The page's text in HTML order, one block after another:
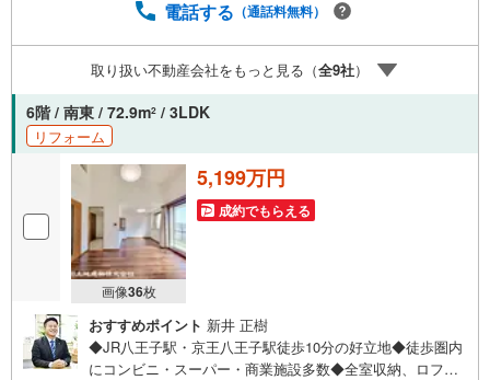
電話する （通話料無料）
取り扱い不動産会社をもっと見る（全9社）
6階 / 南東 / 72.9m2 / 3LDK
リフォーム
画像36枚
5,199万円
成約でもらえる
おすすめポイント 新井 正樹
◆JR八王子駅・京王八王子駅徒歩10分の好立地◆徒歩圏内
にコンビニ・スーパー・商業施設多数◆全室収納、ロフト